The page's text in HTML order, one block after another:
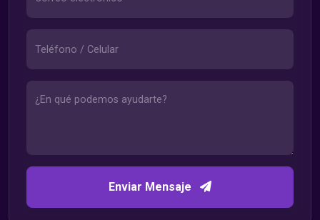
Enviar Mensaje